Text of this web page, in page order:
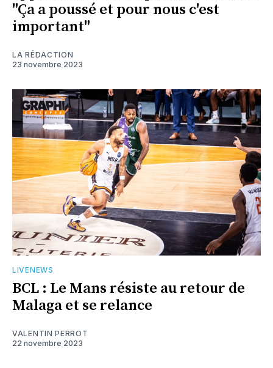
"Ça a poussé et pour nous c'est
important"
LA RÉDACTION
23 novembre 2023
LIVENEWS
BCL : Le Mans résiste au retour de
Malaga et se relance
VALENTIN PERROT
22 novembre 2023